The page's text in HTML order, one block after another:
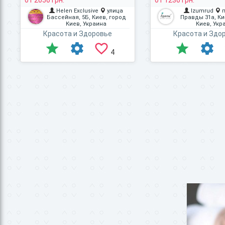
Helen Exclusive
улица
Бассейная, 5Б, Киев, город
Киев, Украина
Красота и Здоровье
4
Izumrud
Правды 31а,
Киев,
Красота и